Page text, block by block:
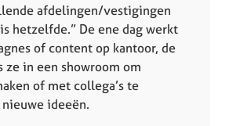
afdelingen/vestigingen
hetzelfde.” De ene dag werkt
of content op kantoor, de
ze in een showroom om
of met collega’s te
ideeën.